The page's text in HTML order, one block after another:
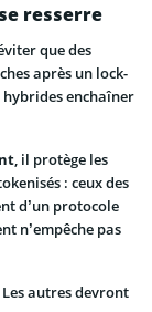
resserre
que des
après un lock-
hybrides enchaîner
, il protège les
: ceux des
d’un protocole
n’empêche pas
autres devront